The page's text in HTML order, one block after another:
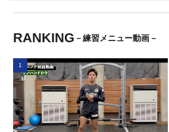
RANKING －練習メニュー動画－
1